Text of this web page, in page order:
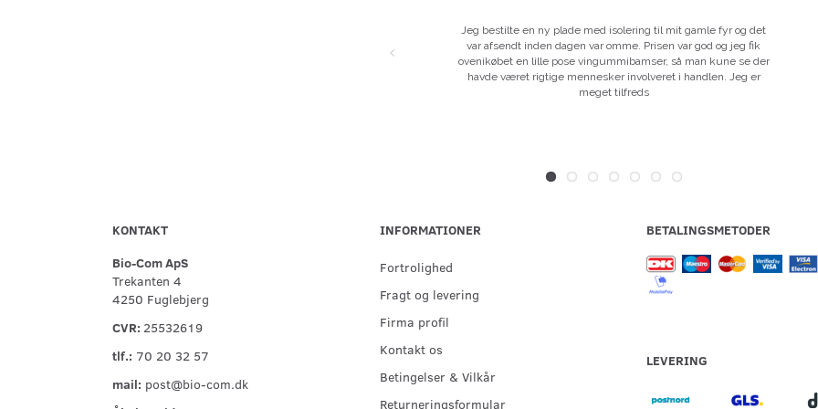
Jeg bestilte en ny plade med isolering til mit gamle fyr og det
var afsendt inden dagen var omme. Prisen var god og jeg fik
ovenikøbet en lille pose vingummibamser, så man kune se der
havde været rigtige mennesker involveret i handlen. Jeg er
meget tilfreds
KONTAKT
Bio-Com ApS
Trekanten 4
4250 Fuglebjerg
CVR: 25532619
tlf.: 70 20 32 57
mail: post@bio-com.dk
INFORMATIONER
Fortrolighed
Fragt og levering
Firma profil
Kontakt os
Betingelser & Vilkår
Returneringsformular
BETALINGSMETODER
LEVERING